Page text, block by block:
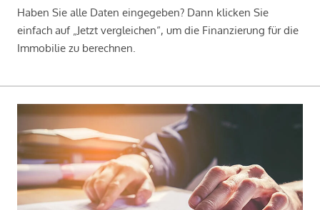
Haben Sie alle Daten eingegeben? Dann klicken Sie
einfach auf „Jetzt vergleichen“, um die Finanzierung für die
Immobilie zu berechnen.